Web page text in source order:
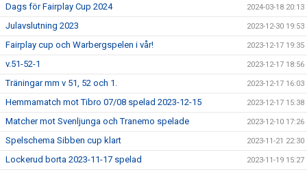
Dags för Fairplay Cup 2024 2024-03-18 20:13
Julavslutning 2023 2023-12-30 19:53
Fairplay cup och Warbergspelen i vår! 2023-12-17 19:35
v.51-52-1 2023-12-17 18:56
Träningar mm v 51, 52 och 1. 2023-12-17 16:03
Hemmamatch mot Tibro 07/08 spelad 2023-12-15 2023-12-17 15:38
Matcher mot Svenljunga och Tranemo spelade 2023-12-10 17:26
Spelschema Sibben cup klart 2023-11-21 22:30
Lockerud borta 2023-11-17 spelad 2023-11-19 15:27